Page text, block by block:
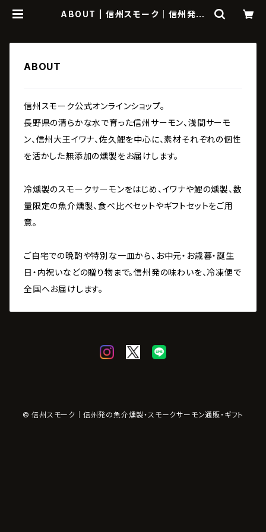
ABOUT | 信州スモーク｜信州発の
ABOUT
信州スモーク公式オンラインショップ。
長野県の清らかな水で育った信州サーモン、浅間サーモ
ン、信州大王イワナ、佐久鯉を中心に、素材それぞれの個性
を活かした無添加の燻製をお届けします。
冷燻製のスモークサーモンをはじめ、イワナや鯉の燻製、数
量限定の魚介燻製、食べ比べセットやギフトセットをご用
意。
ご自宅での晩酌や特別な一皿から、お中元・お歳暮・誕生
日・内祝いなどの贈り物まで。信州発の味わいを、冷凍便で
全国へお届けします。
© 信州スモーク｜信州発の魚介燻製・スモークサーモン通販・ギフト